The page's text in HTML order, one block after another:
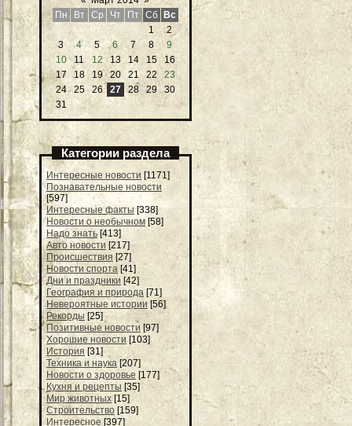
Пн
Вт Ср Чт Пт Сб
Вс
1
2
3
4 5 6 7 8
9
10
11 12 13 14 15
16
17
18 19 20 21 22
23
24
25 26 27 28 29
30
31
Категории раздела
Интересные новости [1171]
Познавательные новости
[597]
Интересные факты [338]
Новости о необычном [58]
Надо знать [413]
Авто новости [217]
Происшествия [27]
Новости спорта [41]
Дни и праздники [42]
География и природа [71]
Невероятные истории [56]
Рекорды [25]
Позитивные новости [97]
Хорошие новости [103]
История [31]
Техника и наука [207]
Новости о здоровье [177]
Кухня и рецепты [35]
Мир животных [15]
Строительство [159]
Интересное [397]